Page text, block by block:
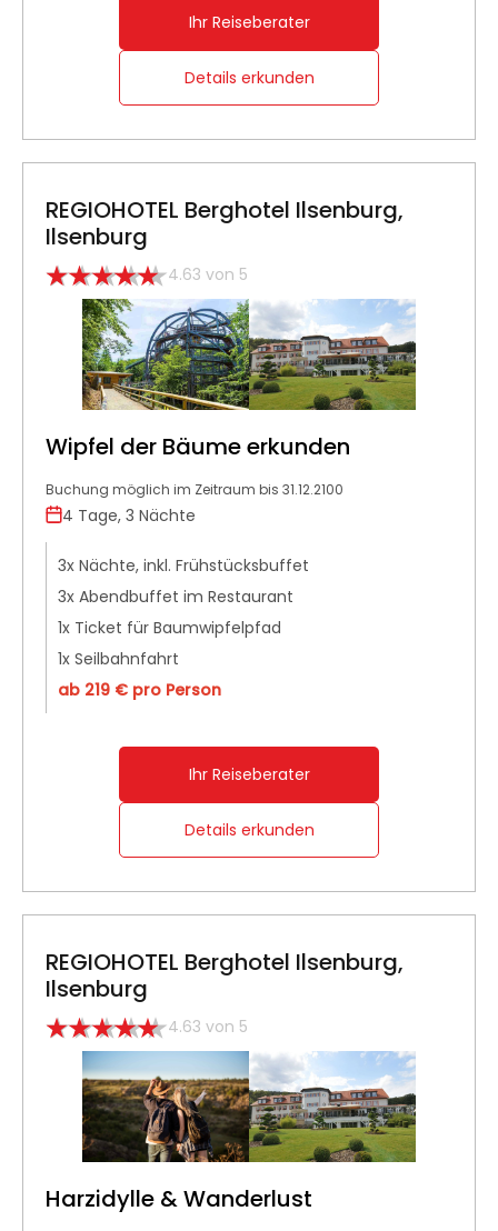
Ihr Reiseberater
Details erkunden
REGIOHOTEL Berghotel Ilsenburg,
Ilsenburg
4.63 von 5
Wipfel der Bäume erkunden
Buchung möglich im Zeitraum bis 31.12.2100
4 Tage, 3 Nächte
3x Nächte, inkl. Frühstücksbuffet
3x Abendbuffet im Restaurant
1x Ticket für Baumwipfelpfad
1x Seilbahnfahrt
ab 219 € pro Person
Ihr Reiseberater
Details erkunden
REGIOHOTEL Berghotel Ilsenburg,
Ilsenburg
4.63 von 5
Harzidylle & Wanderlust